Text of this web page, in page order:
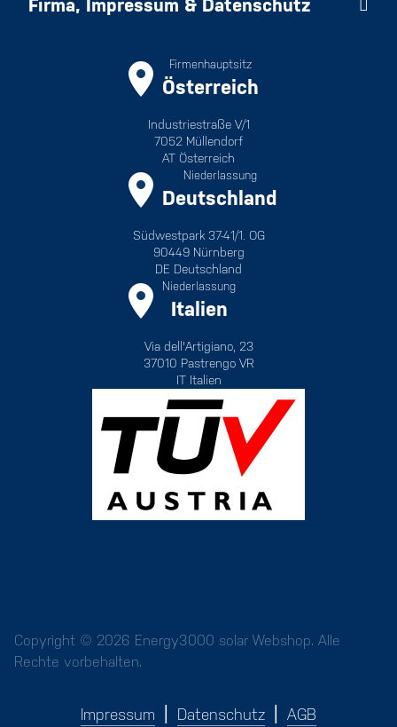
Firma, Impressum & Datenschutz
Firmenhauptsitz
Österreich
Industriestraße V/1
7052 Müllendorf
AT Österreich
Niederlassung
Deutschland
Südwestpark 37-41/1. OG
90449 Nürnberg
DE Deutschland
Niederlassung
Italien
Via dell'Artigiano, 23
37010 Pastrengo VR
IT Italien
Copyright © 2026 Energy3000 solar Webshop. Alle
Rechte vorbehalten.
Impressum Datenschutz AGB